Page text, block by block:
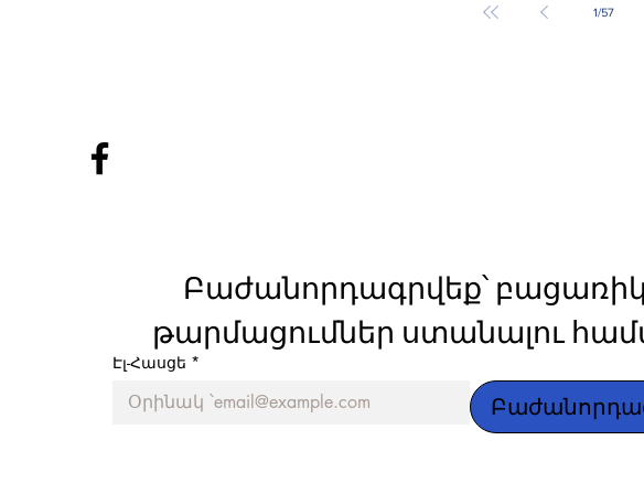
1/57
Բաժանորդագրվեք՝ բացառիկ
թարմացումներ ստանալու
Էլ-Հասցե *